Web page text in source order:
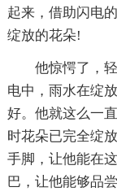
起来，借助闪电
绽放的花朵!
他惊愕了，
电中，雨水在绽
好。他就这么一
时花朵已完全绽
手脚，让他能在
巴，让他能够品